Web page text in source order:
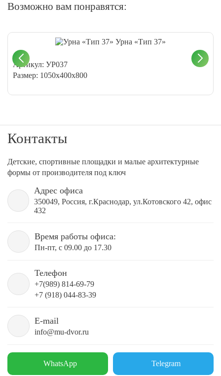
Возможно вам понравятся:
Урна «Тип 37»
Артикул: УР037
Размер: 1050x400x800
Контакты
Детские, спортивные площадки и малые архитектурные
формы от производителя под ключ
Адрес офиса
350049, Россия, г.Краснодар, ул.Котовского 42, офис
432
Время работы офиса:
Пн-пт, с 09.00 до 17.30
Телефон
+7(989) 814-69-79
+7 (918) 044-83-39
E-mail
info@mu-dvor.ru
WhatsApp Telegram